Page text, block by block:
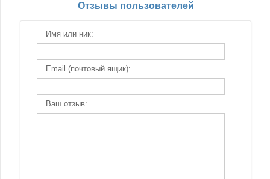
Отзывы пользователей
Имя или ник:
Email (почтовый ящик):
Ваш отзыв: